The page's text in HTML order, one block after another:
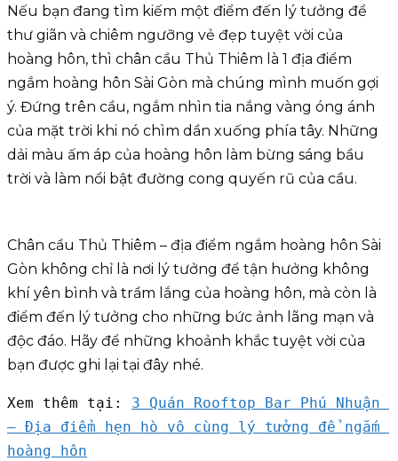
Nếu bạn đang tìm kiếm một điểm đến lý tưởng để
thư giãn và chiêm ngưỡng vẻ đẹp tuyệt vời của
hoàng hôn, thì chân cầu Thủ Thiêm là 1 địa điểm
ngắm hoàng hôn Sài Gòn mà chúng mình muốn gợi
ý. Đứng trên cầu, ngắm nhìn tia nắng vàng óng ánh
của mặt trời khi nó chìm dần xuống phía tây. Những
dải màu ấm áp của hoàng hôn làm bừng sáng bầu
trời và làm nổi bật đường cong quyến rũ của cầu.
Chân cầu Thủ Thiêm – địa điểm ngắm hoàng hôn Sài
Gòn không chỉ là nơi lý tưởng để tận hưởng không
khí yên bình và trầm lắng của hoàng hôn, mà còn là
điểm đến lý tưởng cho những bức ảnh lãng mạn và
độc đáo. Hãy để những khoảnh khắc tuyệt vời của
bạn được ghi lại tại đây nhé.
Xem thêm tại: 3 Quán Rooftop Bar Phú Nhuận
– Địa điểm hẹn hò vô cùng lý tưởng để ngắm
hoàng hôn